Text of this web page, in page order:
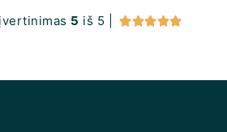
įvertinimas 5 iš 5 | 